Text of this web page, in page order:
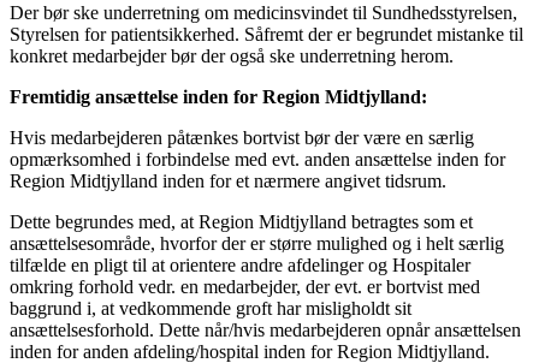
Der bør ske underretning om medicinsvindet til Sundhedsstyrelsen,
Styrelsen for patientsikkerhed. Såfremt der er begrundet mistanke til
konkret medarbejder bør der også ske underretning herom.
Fremtidig ansættelse inden for Region Midtjylland:
Hvis medarbejderen påtænkes bortvist bør der være en særlig
opmærksomhed i forbindelse med evt. anden ansættelse inden for
Region Midtjylland inden for et nærmere angivet tidsrum.
Dette begrundes med, at Region Midtjylland betragtes som et
ansættelsesområde, hvorfor der er større mulighed og i helt særlig
tilfælde en pligt til at orientere andre afdelinger og Hospitaler
omkring forhold vedr. en medarbejder, der evt. er bortvist med
baggrund i, at vedkommende groft har misligholdt sit
ansættelsesforhold. Dette når/hvis medarbejderen opnår ansættelsen
inden for anden afdeling/hospital inden for Region Midtjylland.